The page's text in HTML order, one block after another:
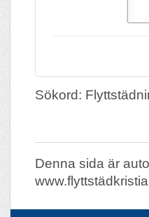
Sökord:
Denna sida är